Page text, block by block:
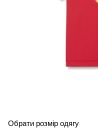
Обрати розмір одягу